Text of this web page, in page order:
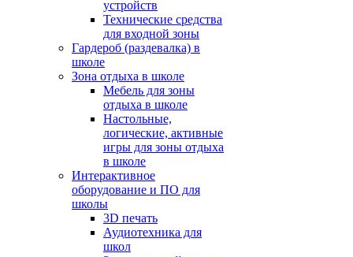
устройств
Технические средства
для входной зоны
Гардероб (раздевалка) в
школе
Зона отдыха в школе
Мебель для зоны
отдыха в школе
Настольные,
логические, активные
игры для зоны отдыха
в школе
Интерактивное
оборудование и ПО для
школы
3D печать
Аудиотехника для
школ